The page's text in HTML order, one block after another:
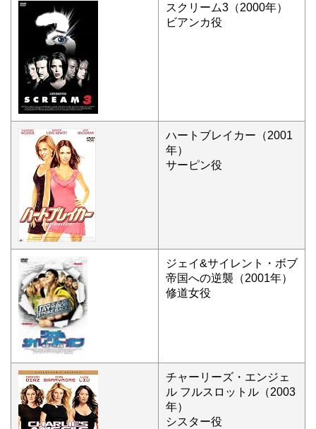
スクリーム3（2000年）
ビアンカ役
ハートブレイカー（2001
年）
サーピン役
ジェイ&サイレント・ボブ
帝国への逆襲（2001年）
修道女役
チャーリーズ・エンジェ
ル フルスロットル（2003
年）
シスター役